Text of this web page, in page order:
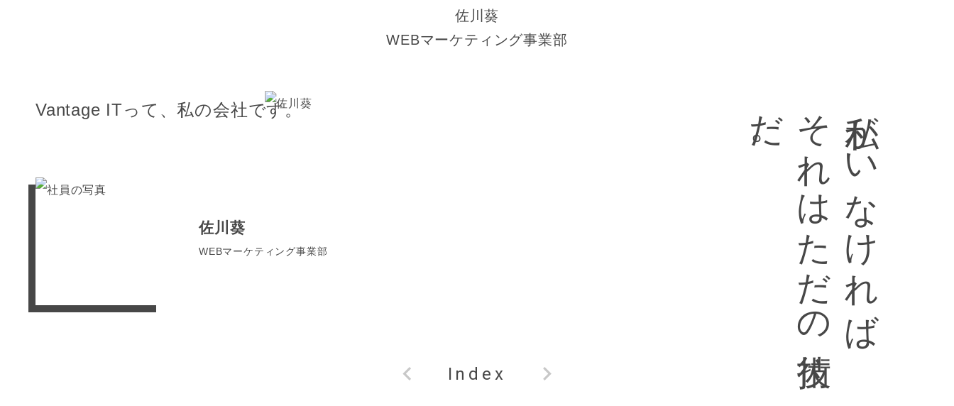
佐川葵
WEBマーケティング事業部
私がいなければ
そ
れ
は
た
だ
の
技術
だ
。
Vantage ITって、私の会社です。
佐川葵
WEBマーケティング事業部
Index